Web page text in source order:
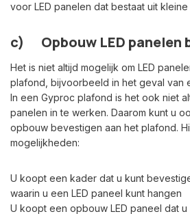
voor LED panelen dat bestaat uit
c) Opbouw LED panelen
Het is niet altijd mogelijk om LED
plafond, bijvoorbeeld in het geval van
In een Gyproc plafond is het ook niet
panelen in te werken. Daarom kunt u
opbouw bevestigen aan het plafond.
mogelijkheden:
U koopt een kader dat u kunt
waarin u een LED paneel kunt hangen
U koopt een opbouw LED paneel dat